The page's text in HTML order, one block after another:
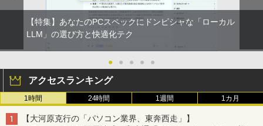
【特集】あなたのPCスペックにドンピシャな「ローカル
LLM」の選び方と快適化テク
● ● ● ● ●
アクセスランキング
1時間 24時間 1週間 1カ月
【大河原克行の「パソコン業界、東奔西走」】